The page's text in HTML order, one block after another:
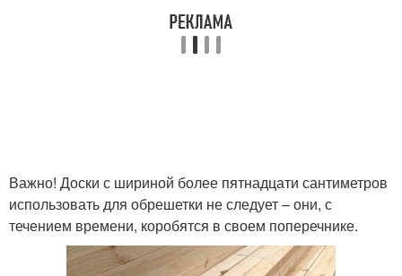
Важно! Доски с шириной более пятнадцати сантиметров
использовать для обрешетки не следует – они, с
течением времени, коробятся в своем поперечнике.